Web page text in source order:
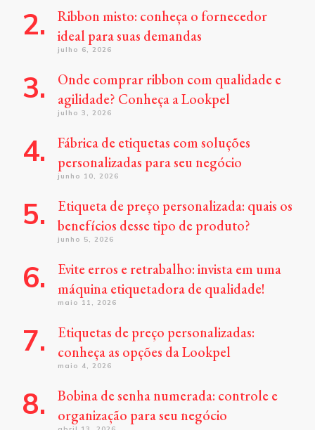
Ribbon misto: conheça o fornecedor
ideal para suas demandas
julho 6, 2026
Onde comprar ribbon com qualidade e
agilidade? Conheça a Lookpel
julho 3, 2026
Fábrica de etiquetas com soluções
personalizadas para seu negócio
junho 10, 2026
Etiqueta de preço personalizada: quais os
benefícios desse tipo de produto?
junho 5, 2026
Evite erros e retrabalho: invista em uma
máquina etiquetadora de qualidade!
maio 11, 2026
Etiquetas de preço personalizadas:
conheça as opções da Lookpel
maio 4, 2026
Bobina de senha numerada: controle e
organização para seu negócio